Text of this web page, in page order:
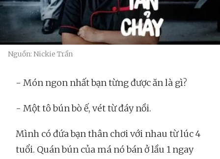
Nguồn: Nickie Trần
- Món ngon nhất bạn từng được ăn là gì?
- Một tô bún bò ế, vét từ đáy nồi.
Mình có đứa bạn thân chơi với nhau từ lúc 4
tuổi. Quán bún của má nó bán ở lầu 1 ngay